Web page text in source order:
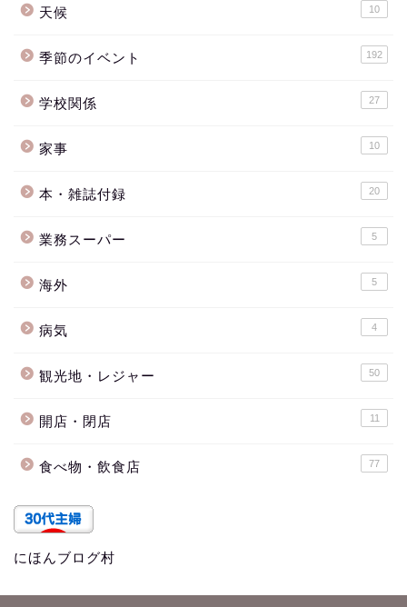
天候 10
季節のイベント 192
学校関係 27
家事 10
本・雑誌付録 20
業務スーパー 5
海外 5
病気 4
観光地・レジャー 50
開店・閉店 11
食べ物・飲食店 77
にほんブログ村